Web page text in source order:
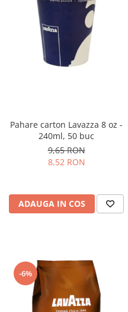
Pahare carton Lavazza 8 oz -
240ml, 50 buc
9,65 RON
8,52 RON
ADAUGA IN COS
-6%